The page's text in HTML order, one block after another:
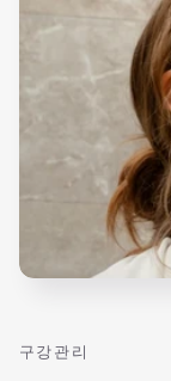
구강관리